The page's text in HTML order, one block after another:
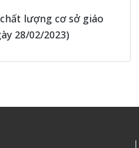
lượng cơ sở giáo
28/02/2023)